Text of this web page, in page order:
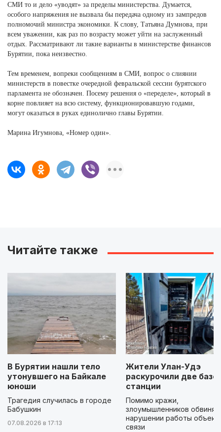
СМИ то и дело «уводят» за пределы министерства. Думается,
особого напряжения не вызвала бы передача одному из зампредов
полномочий министра экономики. К слову, Татьяна Думнова, при
всем уважении, как раз по возрасту может уйти на заслуженный
отдых. Рассматривают ли такие варианты в министерстве финансов
Бурятии, пока неизвестно.
Тем временем, вопреки сообщениям в СМИ, вопрос о слиянии
министерств в повестке очередной февральской сессии бурятского
парламента не обозначен. Посему решения о «переделе», который в
корне повлияет на всю систему, функционировавшую годами,
могут оказаться в руках единолично главы Бурятии.
Марина Игумнова, «Номер один».
Читайте также
В Бурятии нашли тело
утонувшего на Байкале
юноши
Трагедия случилась в городе
Бабушкин
07.08.2026 в 17:13
Жители Улан-Удэ
раскурочили две
станции
Помимо кражи,
злоумышленников
нарушении работы
связи